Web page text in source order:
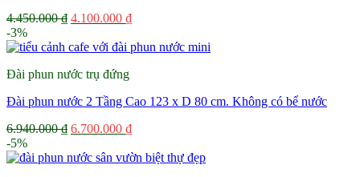
4.450.000₫ Giá
là:
4.100.000 ₫Giá
tại
-3%
Đài phun nước trụ đứng
Đài phun nước 2 Tầng Cao 123 x D 80 cm. Không có bể nước
6.940.000₫ Giá
là:
6.700.000 ₫Giá
tại
-5%